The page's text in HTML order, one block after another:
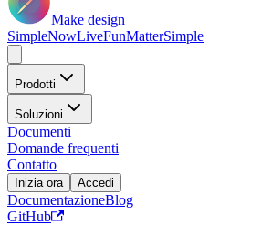
Make design
SimpleNowLiveFunMatterSimple
Prodotti
Soluzioni
Documenti
Domande frequenti
Contatto
Inizia ora Accedi
DocumentazioneBlog
GitHub